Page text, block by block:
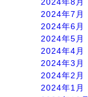
2024年8月
2024年7月
2024年6月
2024年5月
2024年4月
2024年3月
2024年2月
2024年1月